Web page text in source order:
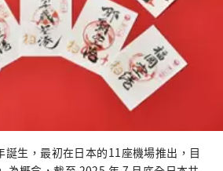
誕生，最初在日本的11座機場推出，目